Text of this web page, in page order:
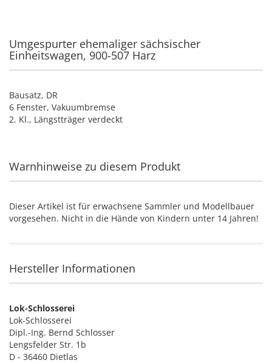
Umgespurter ehemaliger sächsischer
Einheitswagen, 900-507 Harz
Bausatz, DR
6 Fenster, Vakuumbremse
2. Kl., Längstträger verdeckt
Warnhinweise zu diesem Produkt
Dieser Artikel ist für erwachsene Sammler und Modellbauer
vorgesehen. Nicht in die Hände von Kindern unter 14 Jahren!
Hersteller Informationen
Lok-Schlosserei
Lok-Schlosserei
Dipl.-Ing. Bernd Schlosser
Lengsfelder Str. 1b
D - 36460 Dietlas